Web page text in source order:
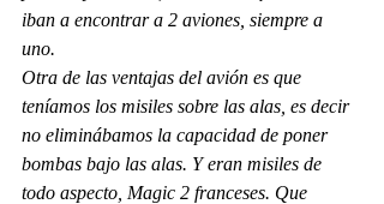
iban a encontrar a 2 aviones, siempre a
uno.
Otra de las ventajas del avión es que
teníamos los misiles sobre las alas, es decir
no eliminábamos la capacidad de poner
bombas bajo las alas. Y eran misiles de
todo aspecto, Magic 2 franceses. Que